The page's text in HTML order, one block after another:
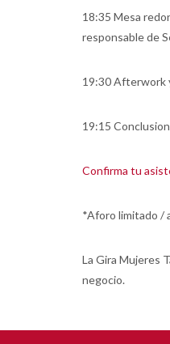
18:35 Mesa
responsable de
19:30 Afterwork
19:15
Confirma tu
*Aforo limitado /
La Gira Mujeres
negocio.